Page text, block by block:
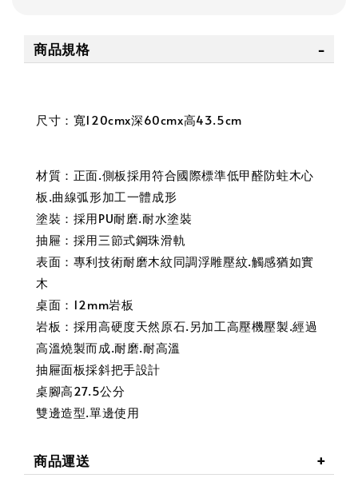
商品規格
尺寸：寬120cmx深60cmx高43.5cm
材質：正面.側板採用符合國際標準低甲醛防蛀木心
板.曲線弧形加工一體成形
塗裝：採用PU耐磨.耐水塗裝
抽屜：採用三節式鋼珠滑軌
表面：專利技術耐磨木紋同調浮雕壓紋.觸感猶如實
木
桌面：12mm岩板
岩板：採用高硬度天然原石.另加工高壓機壓製.經過
高溫燒製而成.耐磨.耐高溫
抽屜面板採斜把手設計
桌腳高27.5公分
雙邊造型.單邊使用
商品運送